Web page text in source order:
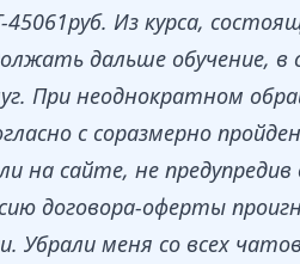
Из курса,
дальше обучение, в
При неоднократном
с соразмерно
на сайте, не
договора-оферты
Убрали меня со всех